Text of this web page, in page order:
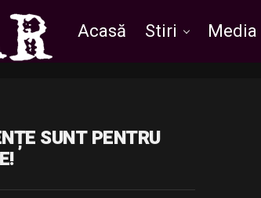
Acasă Stiri Media
SUNT PENTRU